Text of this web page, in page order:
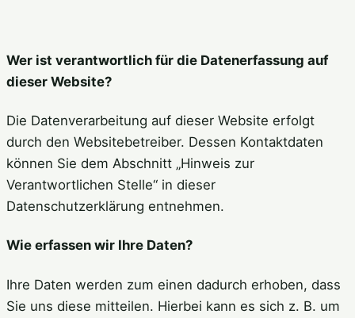
Wer ist verantwortlich für die Datenerfassung auf
dieser Website?
Die Datenverarbeitung auf dieser Website erfolgt
durch den Websitebetreiber. Dessen Kontaktdaten
können Sie dem Abschnitt „Hinweis zur
Verantwortlichen Stelle“ in dieser
Datenschutzerklärung entnehmen.
Wie erfassen wir Ihre Daten?
Ihre Daten werden zum einen dadurch erhoben, dass
Sie uns diese mitteilen. Hierbei kann es sich z. B. um